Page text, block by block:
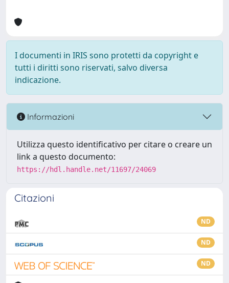
I documenti in IRIS sono protetti da copyright e
tutti i diritti sono riservati, salvo diversa
indicazione.
Informazioni
Utilizza questo identificativo per citare o creare un
link a questo documento:
https://hdl.handle.net/11697/24069
Citazioni
ND
ND
ND